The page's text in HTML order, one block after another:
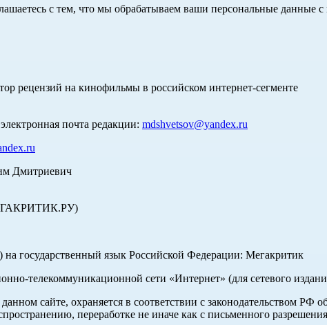
с тем, что мы обрабатываем ваши персональные данные
рецензий на кинофильмы в российском интернет-сегменте
почта редакции: mdshvetsov@yandex.ru
Дмитриевич
на государственный язык Российской Федерации: Мегакритик
телекоммуникационной сети «Интернет» (для сетевого
сайте, охраняется в соответствии с законодательством
переработке не иначе как с письменного